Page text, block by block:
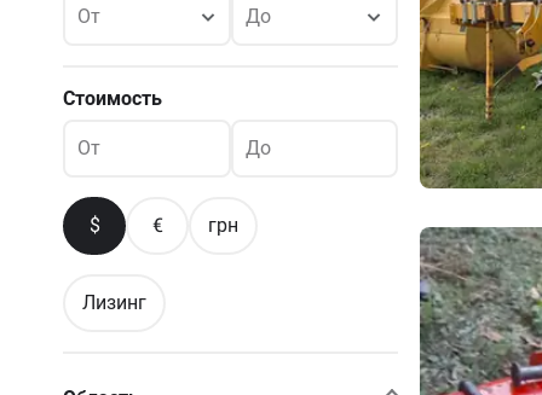
От До
Стоимость
От До
$ € грн
Лизинг